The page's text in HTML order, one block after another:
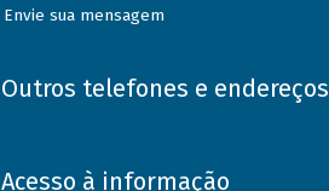
Envie sua mensagem
Outros telefones e endereços
Acesso à informação